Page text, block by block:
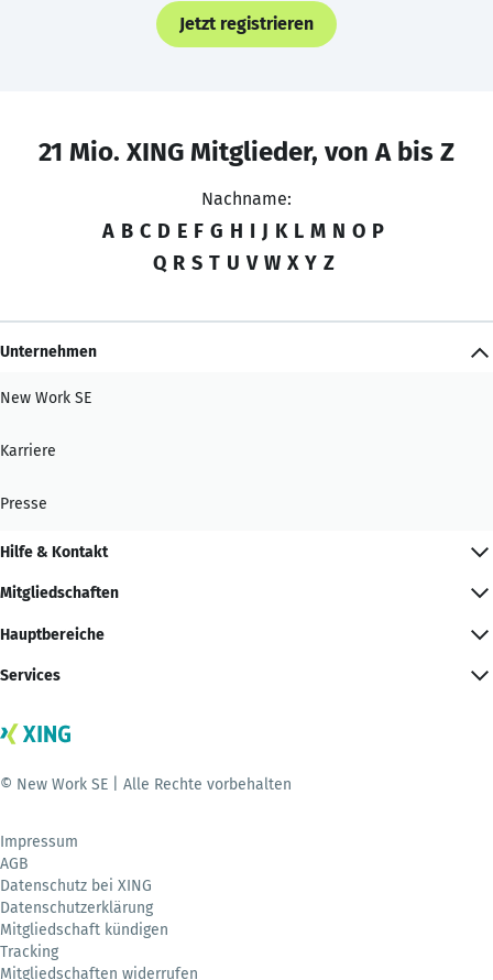
Jetzt registrieren
21 Mio. XING Mitglieder, von A bis Z
Nachname:
A B C D E F G H I J K L M N O P
Q R S T U V W X Y Z
Unternehmen
New Work SE
Karriere
Presse
Hilfe & Kontakt
Mitgliedschaften
Hauptbereiche
Services
© New Work SE | Alle Rechte vorbehalten
Impressum
AGB
Datenschutz bei XING
Datenschutzerklärung
Mitgliedschaft kündigen
Tracking
Mitgliedschaften widerrufen